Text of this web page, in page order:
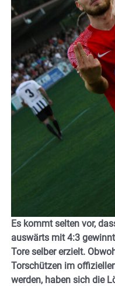
Es kommt selten vor,
auswärts mit 4:3
Tore selber erzielt.
Torschützen im
werden, haben sich die